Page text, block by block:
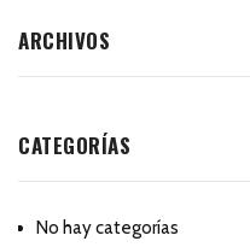
ARCHIVOS
CATEGORÍAS
No hay categorías